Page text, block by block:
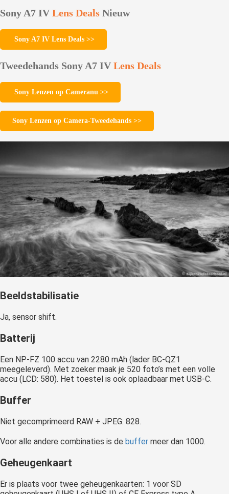
Sony A7 IV Lens Deals Nieuw
Sony A7 IV Lens Deals >>
Tweedehands Sony A7 IV Lens Deals
Sony Lenzen op Cameranu >>
Sony Lenzen op Camera-Tweedehands >>
Beeldstabilisatie
Ja, sensor shift.
Batterij
Een NP-FZ 100 accu van 2280 mAh (lader BC-QZ1
meegeleverd). Met zoeker maak je 520 foto’s met een volle
accu (LCD: 580). Het toestel is ook oplaadbaar met USB-C.
Buffer
Niet gecomprimeerd RAW + JPEG: 828.
Voor alle andere combinaties is de buffer meer dan 1000.
Geheugenkaart
Er is plaats voor twee geheugenkaarten: 1 voor SD